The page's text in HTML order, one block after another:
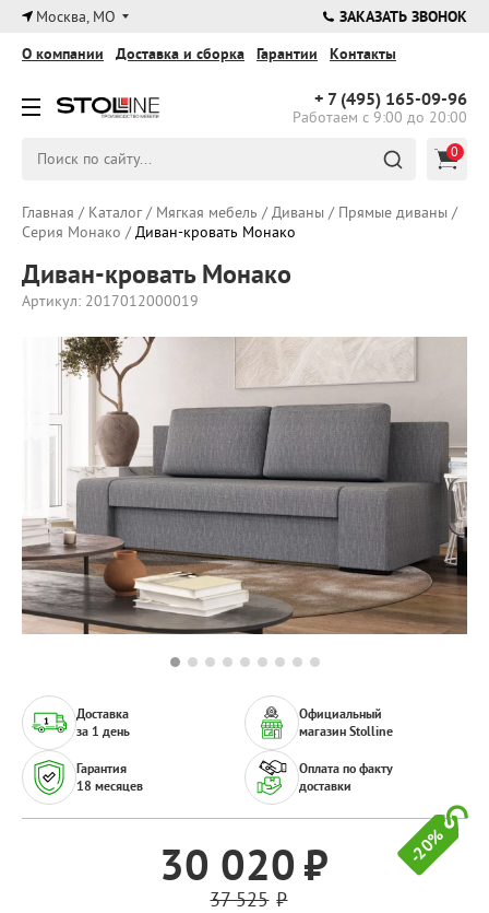
×
Москва, МО ЗАКАЗАТЬ ЗВОНОК
+ 7 (495) 165-09-96
Работаем с 9:00 до 20:00
О компании Доставка и сборка Гарантии Контакты
0
Главная / Каталог/ Мягкая мебель /Диваны / Прямые диваны /
Серия Монако /Диван-кровать Монако
Диван-кровать Монако
Артикул: 2017012000019
-20%
Доставка
за 1 день
Гарантия
18 месяцев
Официальный
магазин Stolline
Оплата по факту
доставки
30 020
37 525